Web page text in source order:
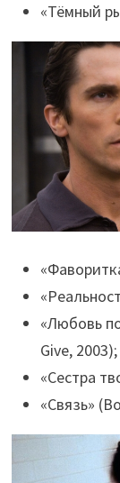
«Тёмный
«Любовь
Give, 2003);
«Сестра
«Связь»